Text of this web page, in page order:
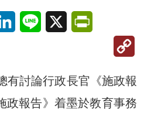
LinkedInLine X
有討論行政長官《施政報
政報告》着墨於教育事務